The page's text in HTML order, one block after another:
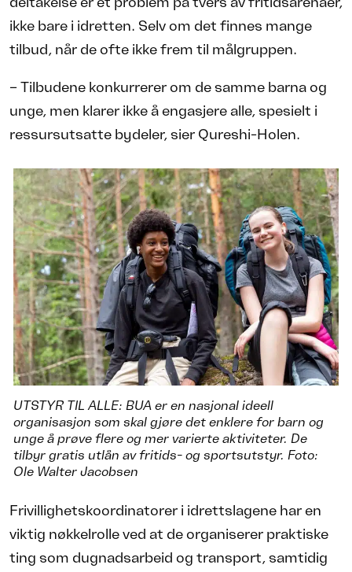
ikke bare i idretten. Selv om det finnes mange
tilbud, når de ofte ikke frem til målgruppen.
– Tilbudene konkurrerer om de samme barna og
unge, men klarer ikke å engasjere alle, spesielt i
ressursutsatte bydeler, sier Qureshi-Holen.
UTSTYR TIL ALLE: BUA er en nasjonal ideell
organisasjon som skal gjøre det enklere for barn og
unge å prøve flere og mer varierte aktiviteter. De
tilbyr gratis utlån av fritids- og sportsutstyr. Foto:
Ole Walter Jacobsen
Frivillighetskoordinatorer i idrettslagene har en
viktig nøkkelrolle ved at de organiserer praktiske
ting som dugnadsarbeid og transport, samtidig